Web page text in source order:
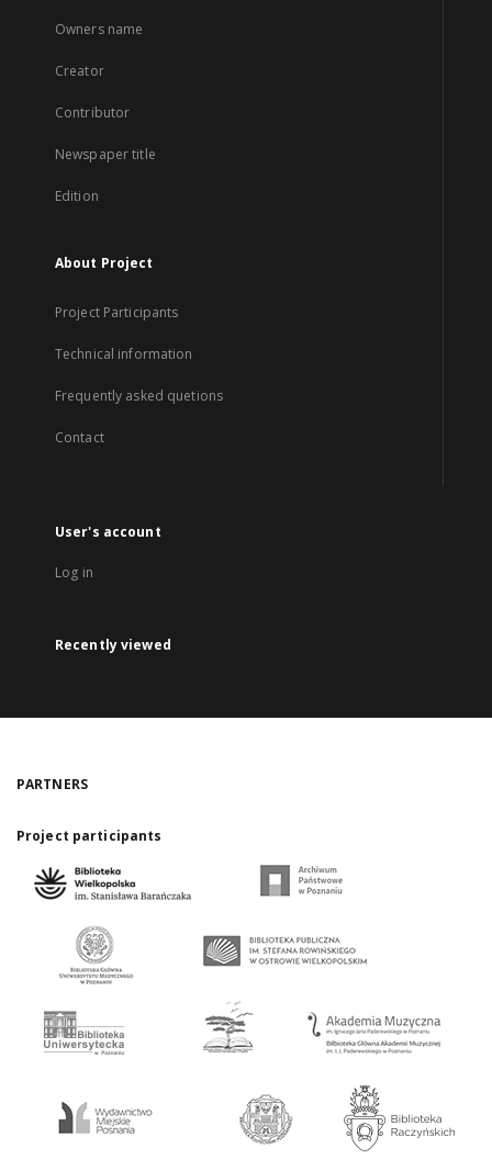
Owners name
Creator
Contributor
Newspaper title
Edition
About Project
Project Participants
Technical information
Frequently asked quetions
Contact
User's account
Log in
Recently viewed
PARTNERS
Project participants